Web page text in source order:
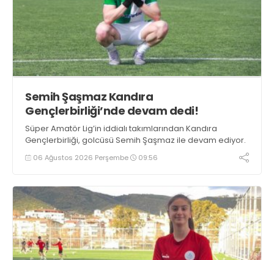
Semih Şaşmaz Kandıra
Gençlerbirliği’nde devam dedi!
Süper Amatör Lig’in iddialı takımlarından Kandıra
Gençlerbirliği, golcüsü Semih Şaşmaz ile devam ediyor.
06 Ağustos 2026 Perşembe 09:56